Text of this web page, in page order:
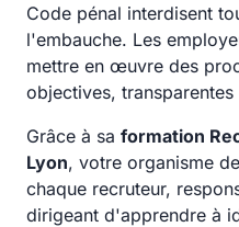
Code pénal interdisent
l'embauche. Les
mettre en œuvre des
objectives,
Grâce à sa formation
Lyon, votre organisme
chaque recruteur,
dirigeant d'apprendre à